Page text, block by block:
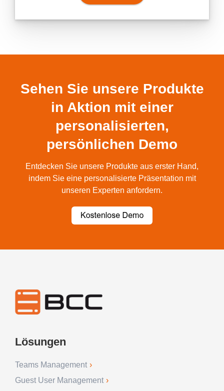
Sehen Sie unsere Produkte
in Aktion mit einer
personalisierten,
persönlichen Demo
Entdecken Sie unsere Produkte aus erster Hand,
indem Sie eine personalisierte Präsentation mit
unseren Experten anfordern.
Lösungen
Teams Management
Guest User Management